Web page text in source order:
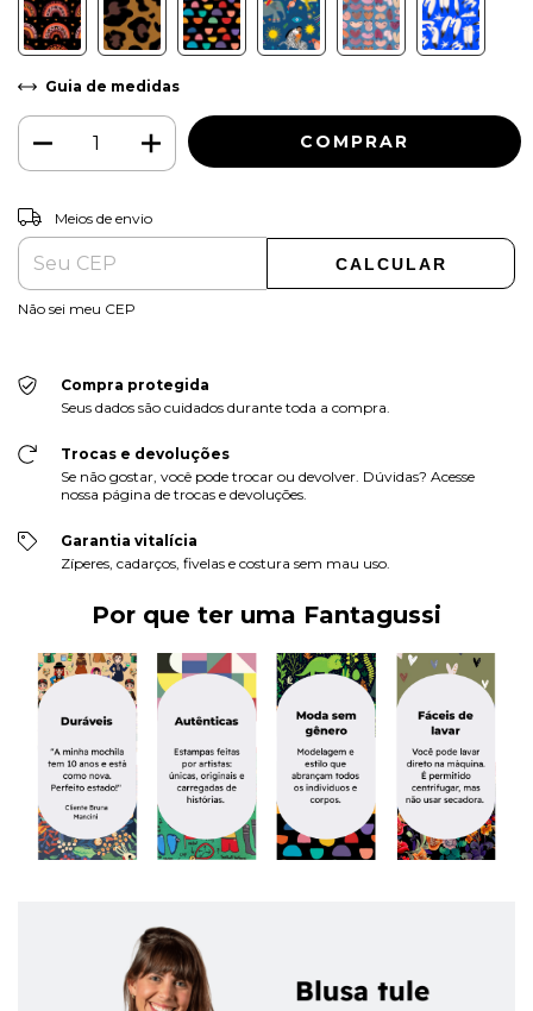
Guia de medidas
Entregas para o CEP:
Meios de envio
CALCULAR
Não sei meu CEP
Compra protegida
Seus dados são cuidados durante toda a compra.
Trocas e devoluções
Se não gostar, você pode trocar ou devolver. Dúvidas? Acesse
nossa página de trocas e devoluções.
Garantia vitalícia
Zíperes, cadarços, fivelas e costura sem mau uso.
Por que ter uma Fantagussi